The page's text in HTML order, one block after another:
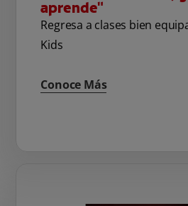
aprende"
Regresa a clases bien
Kids
Conoce Más